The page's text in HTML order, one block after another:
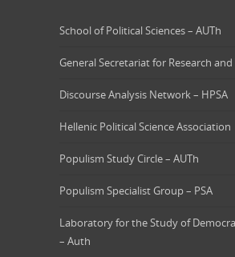
School of Political Sciences – AUTh
General Secretariat for Research
Discourse Analysis Network – HPSA
Hellenic Political Science Association
Populism Study Circle – AUTh
Populism Specialist Group – PSA
Laboratory for the Study of
– Auth